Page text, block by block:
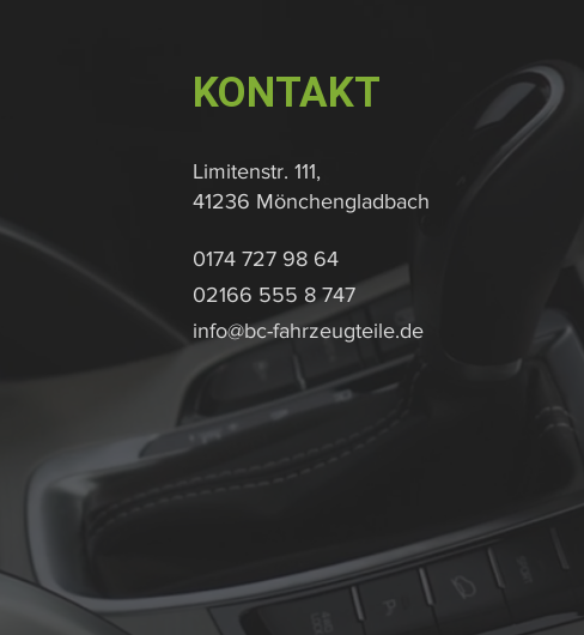
KONTAKT
Limitenstr. 111,
41236 Mönchengladbach
0174 727 98 64
02166 555 8 747
info@bc-fahrzeugteile.de